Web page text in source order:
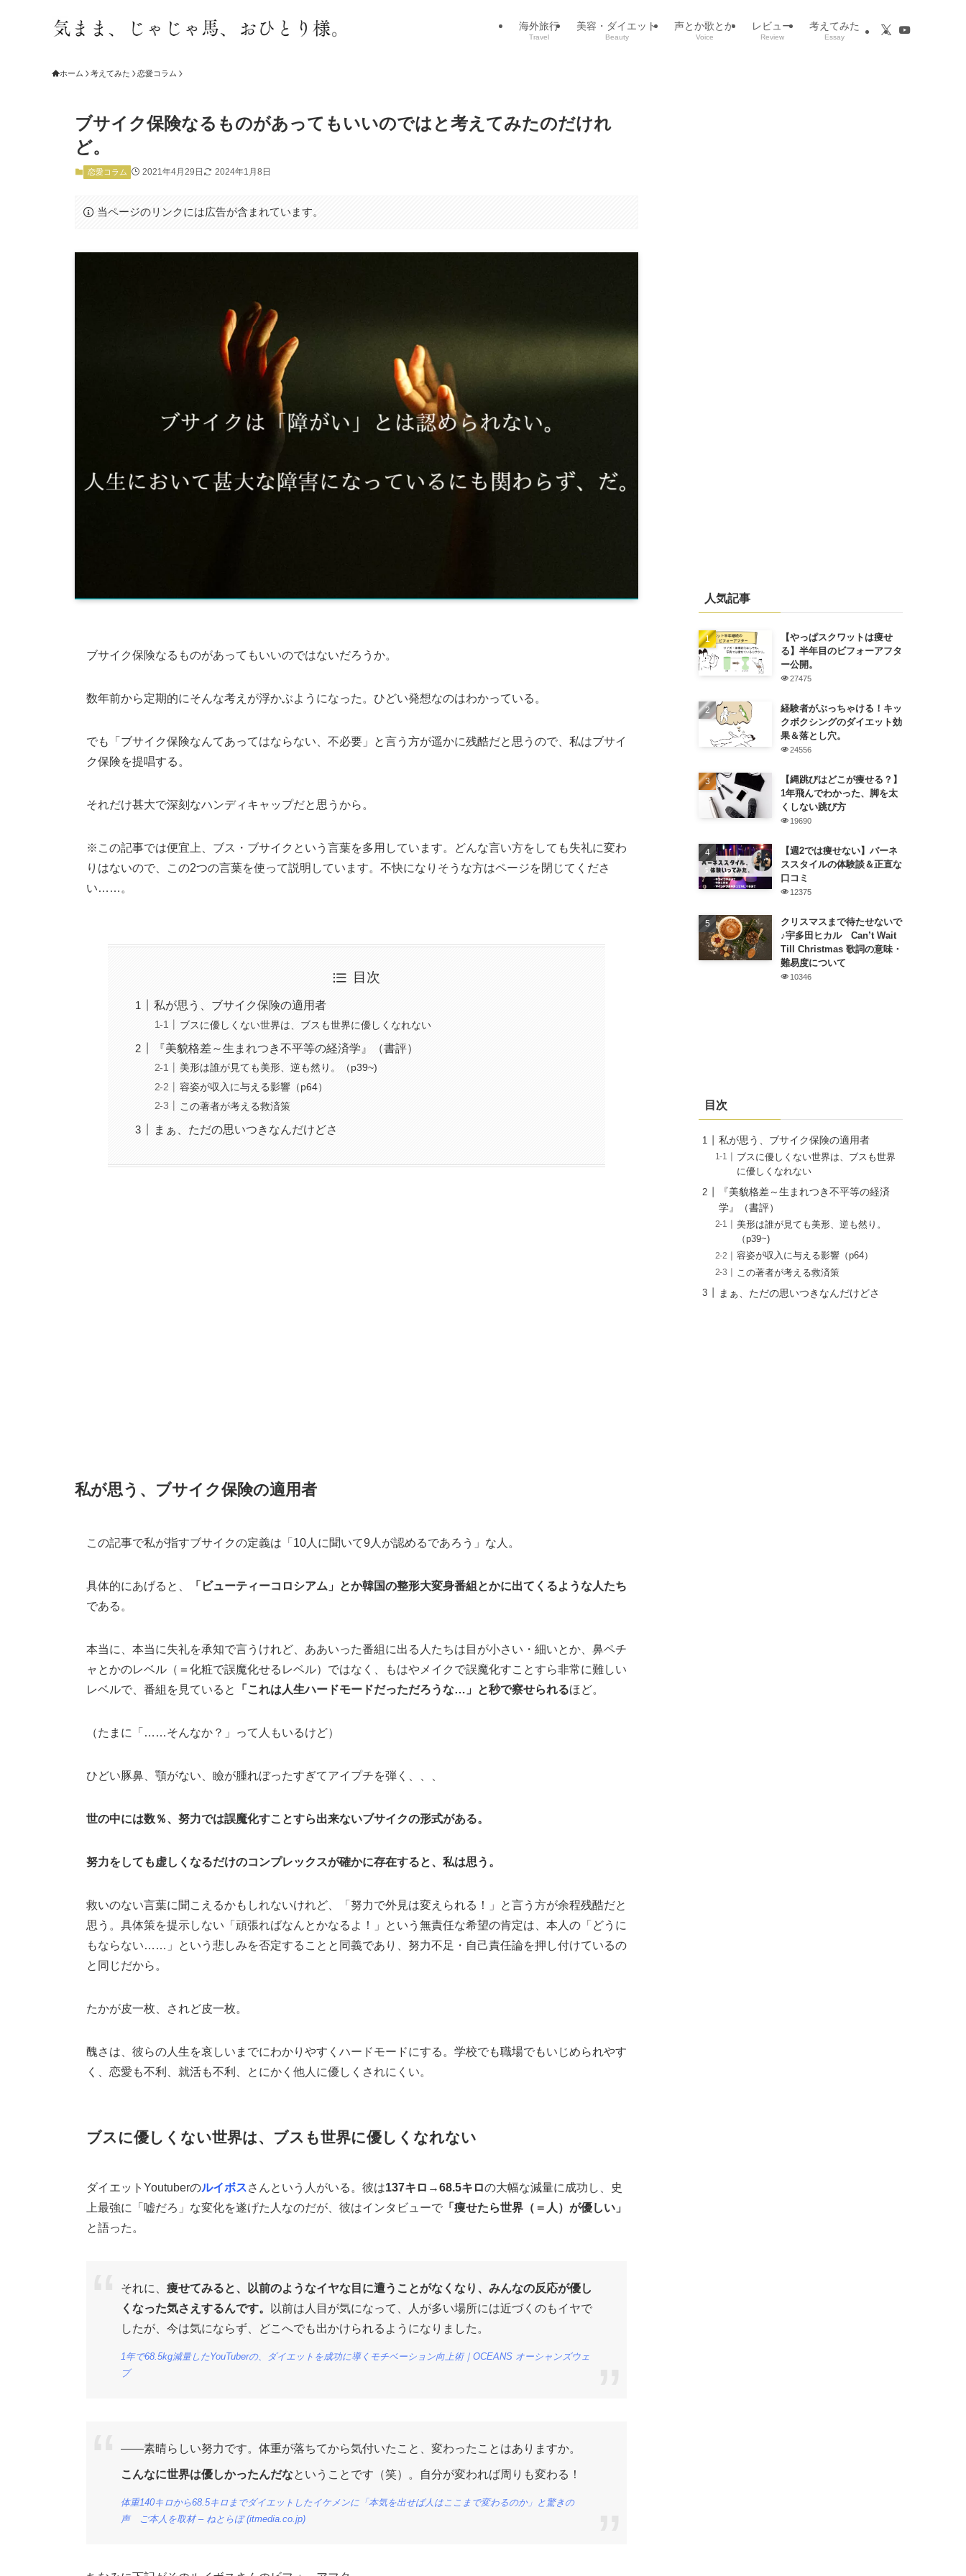
海外旅行
Travel
美容・ダイエット
Beauty
声とか歌とか
Voice
レビュー
Review
考えてみた
Essay
ホーム 考えてみた 恋愛コラム
ブサイク保険なるものがあってもいいのではと考えてみたのだけれ
ど。
恋愛コラム 2021年4月29日 2024年1月8日
当ページのリンクには広告が含まれています。
ブサイク保険なるものがあってもいいのではないだろうか。
数年前から定期的にそんな考えが浮かぶようになった。ひどい発想なのはわかっている。
でも「ブサイク保険なんてあってはならない、不必要」と言う方が遥かに残酷だと思うので、私はブサイ
ク保険を提唱する。
それだけ甚大で深刻なハンディキャップだと思うから。
※この記事では便宜上、ブス・ブサイクという言葉を多用しています。どんな言い方をしても失礼に変わ
りはないので、この2つの言葉を使って説明しています。不快になりそうな方はページを閉じてくださ
い……。
目次
私が思う、ブサイク保険の適用者
ブスに優しくない世界は、ブスも世界に優しくなれない
『美貌格差～生まれつき不平等の経済学』（書評）
美形は誰が見ても美形、逆も然り。（p39~)
容姿が収入に与える影響（p64）
この著者が考える救済策
まぁ、ただの思いつきなんだけどさ
私が思う、ブサイク保険の適用者
この記事で私が指すブサイクの定義は「10人に聞いて9人が認めるであろう」な人。
具体的にあげると、
「ビューティーコロシアム」とか韓国の整形大変身番組とかに出てくるような人たち
である。
本当に、本当に失礼を承知で言うけれど、ああいった番組に出る人たちは目が小さい・細いとか、鼻ペチ
ャとかのレベル（＝化粧で誤魔化せるレベル）ではなく、もはやメイクで誤魔化すことすら非常に難しい
レベルで、番組を見ていると
「これは人生ハードモードだっただろうな…」と秒で察せられるほど。
（たまに「……そんなか？」って人もいるけど）
ひどい豚鼻、顎がない、瞼が腫れぼったすぎてアイプチを弾く、、、
世の中には数％、努力では誤魔化すことすら出来ないブサイクの形式がある。
努力をしても虚しくなるだけのコンプレックスが確かに存在すると、私は思う。
救いのない言葉に聞こえるかもしれないけれど、「努力で外見は変えられる！」と言う方が余程残酷だと
思う。具体策を提示しない「頑張ればなんとかなるよ！」という無責任な希望の肯定は、本人の「どうに
もならない……」という悲しみを否定することと同義であり、努力不足・自己責任論を押し付けているの
と同じだから。
たかが皮一枚、されど皮一枚。
醜さは、彼らの人生を哀しいまでにわかりやすくハードモードにする。学校でも職場でもいじめられやす
く、恋愛も不利、就活も不利、とにかく他人に優しくされにくい。
ブスに優しくない世界は、ブスも世界に優しくなれない
ダイエットYoutuberのルイボスさんという人がいる。彼は137キロ→68.5キロの大幅な減量に成功し、史
上最強に「嘘だろ」な変化を遂げた人なのだが、彼はインタビューで 「痩せたら世界（＝人）が優しい」
と語った。
それに、 痩せてみると、以前のようなイヤな目に遭うことがなくなり、みんなの反応が優し
くなった気さえするんです。
以前は人目が気になって、人が多い場所には近づくのもイヤで
したが、今は気にならず、どこへでも出かけられるようになりました。
1年で68.5kg減量したYouTuberの、ダイエットを成功に導くモチベーション向上術｜OCEANS オーシャンズウェ
ブ
――素晴らしい努力です。体重が落ちてから気付いたこと、変わったことはありますか。
こんなに世界は優しかったんだなということです（笑）。自分が変われば周りも変わる！
体重140キロから68.5キロまでダイエットしたイケメンに「本気を出せば人はここまで変わるのか」と驚きの
声 ご本人を取材 – ねとらぼ (itmedia.co.jp)
人気記事
【やっぱスクワットは痩せ
る】半年目のビフォーアフタ
ー公開。
27475
経験者がぶっちゃける！キッ
クボクシングのダイエット効
果＆落とし穴。
24556
【縄跳びはどこが痩せる？】
1年飛んでわかった、脚を太
くしない跳び方
19690
【週2では痩せない】バーネ
ススタイルの体験談＆正直な
口コミ
12375
クリスマスまで待たせないで
♪宇多田ヒカル Can’t Wait
Till Christmas 歌詞の意味・
難易度について
10346
目次
私が思う、ブサイク保険の適用者
ブスに優しくない世界は、ブスも世界
に優しくなれない
『美貌格差～生まれつき不平等の経済
学』（書評）
美形は誰が見ても美形、逆も然り。
（p39~)
容姿が収入に与える影響（p64）
この著者が考える救済策
まぁ、ただの思いつきなんだけどさ